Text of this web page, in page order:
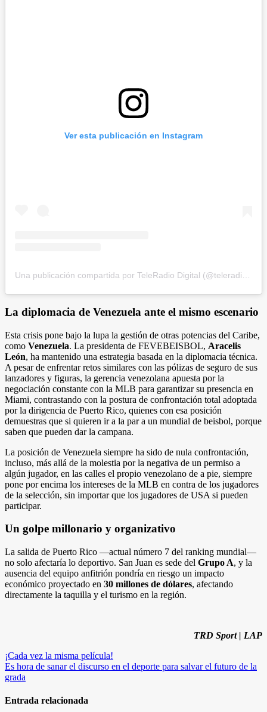
Ver esta publicación en Instagram
Una publicación compartida por TeleRadio Digital (@teleradiodigital)
La diplomacia de Venezuela ante el mismo escenario
Esta crisis pone bajo la lupa la gestión de otras potencias del Caribe,
como Venezuela. La presidenta de FEVEBEISBOL, Aracelis
León, ha mantenido una estrategia basada en la diplomacia técnica.
A pesar de enfrentar retos similares con las pólizas de seguro de sus
lanzadores y figuras, la gerencia venezolana apuesta por la
negociación constante con la MLB para garantizar su presencia en
Miami, contrastando con la postura de confrontación total adoptada
por la dirigencia de Puerto Rico, quienes con esa posición
demuestras que si quieren ir a la par a un mundial de beisbol, porque
saben que pueden dar la campana.
La posición de Venezuela siempre ha sido de nula confrontación,
incluso, más allá de la molestia por la negativa de un permiso a
algún jugador, en las calles el propio venezolano de a pie, siempre
pone por encima los intereses de la MLB en contra de los jugadores
de la selección, sin importar que los jugadores de USA si pueden
participar.
Un golpe millonario y organizativo
La salida de Puerto Rico —actual número 7 del ranking mundial—
no solo afectaría lo deportivo. San Juan es sede del Grupo A, y la
ausencia del equipo anfitrión pondría en riesgo un impacto
económico proyectado en 30 millones de dólares, afectando
directamente la taquilla y el turismo en la región.
TRD Sport | LAP
Navegación
de
¡Cada vez la misma película!
Es hora de sanar el discurso en el deporte para salvar el futuro de la
grada
Entrada relacionada